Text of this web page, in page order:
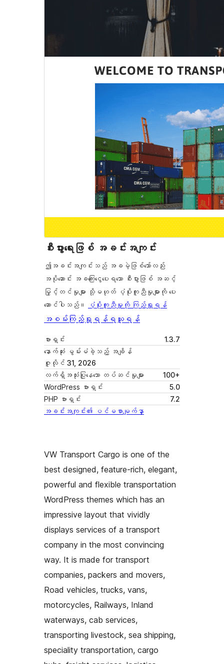
စီးပွားရေးဖြစ် အခင်းအကျင်း
ဤအခင်းအကျင်းသည် အခမဲ့ဖြစ်သော်လည်း
အပိုဆောင်း အခကြေးငွေပေးရသော စီးပွားဖြစ် အဆင့်
မြှင့်တင်မှုများ သို့မဟုတ် ပံ့ပိုးကူညီမှုများကို ပေး
ဆောင်ပါသည်။
ပံ့ပိုးကူညီမှုကို ကြည့်ရှုရန်
အစမ်းကြည့်ရှုရန် ရယူရန်
ဗားရှင်း
1.3.7
နောက်ဆုံး မွမ်းမံခဲ့သည့် အချိန်
ဇူလိုင် 31, 2026
လက်ရှိအသုံးပြုနေသော တပ်ဆင်မှုများ
100+
WordPress ဗားရှင်း
5.0
PHP ဗားရှင်း
7.2
အခင်းအကျင်း၏ ပင်မစာမျက်နှာ
VW Transport Cargo is one of the
best designed, feature-rich, elegant,
powerful and flexible transportation
WordPress themes which has an
impressive layout that vividly
displays services of a transport
company in the most convincing
way. It is made for transport
companies, packers and movers,
Road vehicles, trucks, vans,
motorcycles, Railways, Inland
waterways, cab services,
transporting livestock, sea shipping,
speciality transportation, cargo